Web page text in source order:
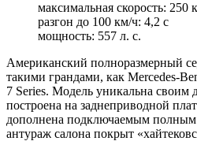
максимальная скорость: 250
разгон до 100 км/ч: 4,2 с
мощность: 557 л. с.
Американский полноразмерный
такими грандами, как Mercedes-
7 Series. Модель уникальна своим
построена на заднеприводной
дополнена подключаемым
антураж салона покрыт